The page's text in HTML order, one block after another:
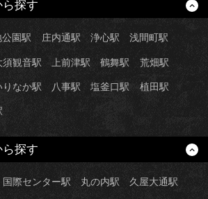
探す
園駅 庄内通駅 浄心駅 浅間町駅
須観音駅 上前津駅 鶴舞駅 荒畑駅
りなか駅 八事駅 塩釜口駅 植田駅
探す
国際センター駅 丸の内駅 久屋大通駅